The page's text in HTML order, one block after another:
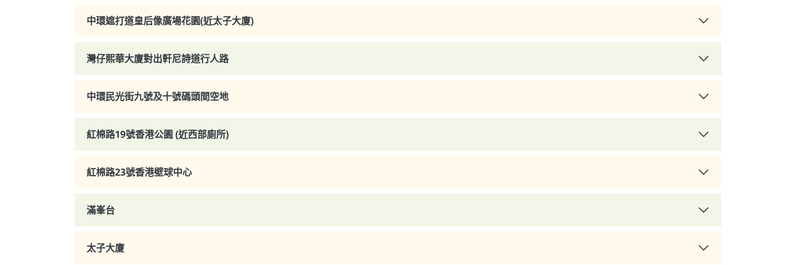
中環遮打道皇后像廣場花園(近太子大廈)
灣仔熙華大廈對出軒尼詩道行人路
中環民光街九號及十號碼頭間空地
紅棉路19號香港公園 (近西部廁所)
紅棉路23號香港壁球中心
滿峯台
太子大廈